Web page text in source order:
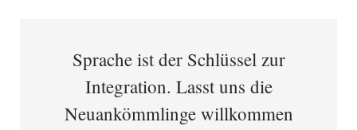
Sprache ist der Schlüssel zur
Integration. Lasst uns die
Neuankömmlinge willkommen